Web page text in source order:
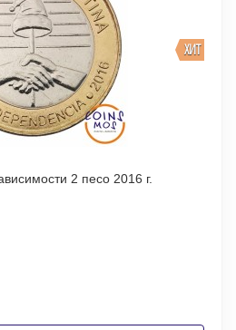
ХИТ
Аргентина 200 лет Независимости 2 песо 2016 г.